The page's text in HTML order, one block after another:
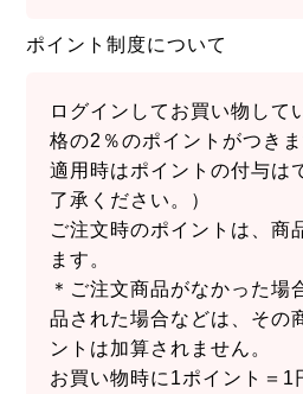
ポイント制度について
ログインしてお買い物して
格の2％のポイントがつき
適用時はポイントの付与は
了承ください。）
ご注文時のポイントは、商
ます。
＊ご注文商品がなかった場
品された場合などは、その
ントは加算されません。
お買い物時に1ポイント＝1